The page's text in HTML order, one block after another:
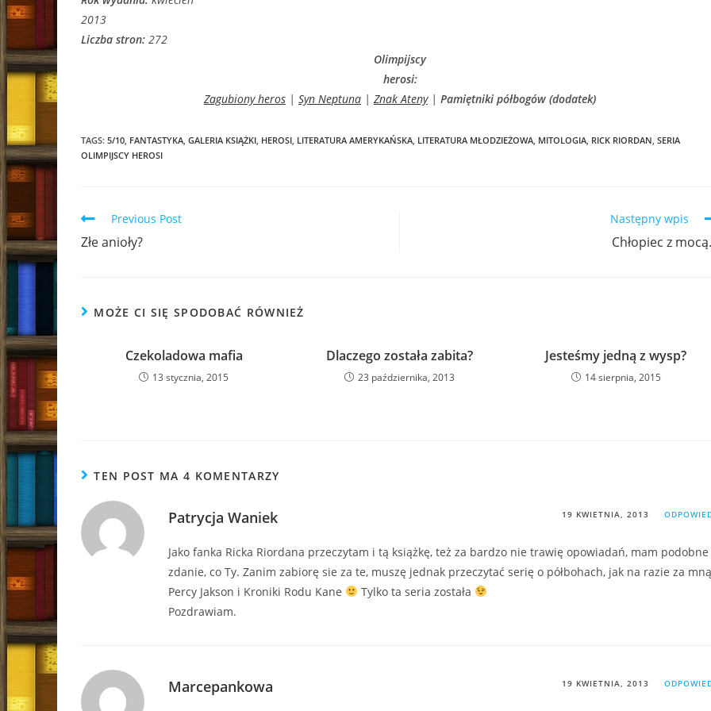
2013
Liczba stron: 272
Olimpijscy
herosi:
Zagubiony heros | Syn Neptuna | Znak Ateny| Pamiętniki półbogów (dodatek)
TAGS: 5/10, FANTASTYKA, GALERIA KSIĄŻKI, HEROSI, LITERATURA AMERYKAŃSKA, LITERATURA MŁODZIEŻOWA, MITOLOGIA, RICK RIORDAN, SERIA
OLIMPIJSCY HEROSI
Read
more
articles
Previous Post
Złe anioły?
Następny wpis
Chłopiec z
MOŻE CI SIĘ SPODOBAĆ RÓWNIEŻ
Czekoladowa mafia
13 stycznia, 2015
Dlaczego została zabita?
23 października, 2013
Jesteśmy jedną z wysp?
14 sierpnia, 2015
TEN POST MA 4 KOMENTARZY
Patrycja Waniek 19 KWIETNIA, 2013
Jako fanka Ricka Riordana przeczytam i tą książkę, też za bardzo nie trawię opowiadań, mam podobne
zdanie, co Ty. Zanim zabiorę sie za te, muszę jednak przeczytać serię o półbohach, jak na razie za mną
Percy Jakson i Kroniki Rodu Kane
Tylko ta seria została
Pozdrawiam.
Marcepankowa 19 KWIETNIA, 2013